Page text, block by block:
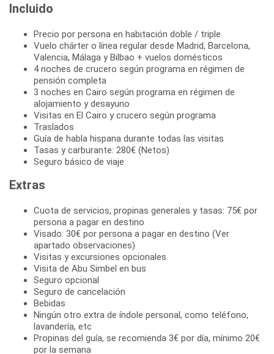
Incluido
Precio por persona en habitación doble / triple
Vuelo chárter o línea regular desde Madrid, Barcelona,
Valencia, Málaga y Bilbao + vuelos domésticos
4 noches de crucero según programa en régimen de
pensión completa
3 noches en Cairo según programa en régimen de
alojamiento y desayuno
Visitas en El Cairo y crucero según programa
Traslados
Guía de habla hispana durante todas las visitas
Tasas y carburante: 280€ (Netos)
Seguro básico de viaje
Extras
Cuota de servicios, propinas generales y tasas: 75€ por
persona a pagar en destino
Visado: 30€ por persona a pagar en destino (Ver
apartado observaciones)
Visitas y excursiones opcionales
Visita de Abu Simbel en bus
Seguro opcional
Seguro de cancelación
Bebidas
Ningún otro extra de índole personal, como teléfono,
lavandería, etc
Propinas del guía, se recomienda 3€ por día, mínimo 20€
por la semana